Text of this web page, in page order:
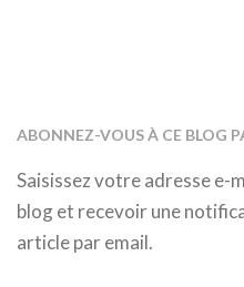
ABONNEZ-VOUS À CE BLOG
Saisissez votre adresse e-
blog et recevoir une
article par email.